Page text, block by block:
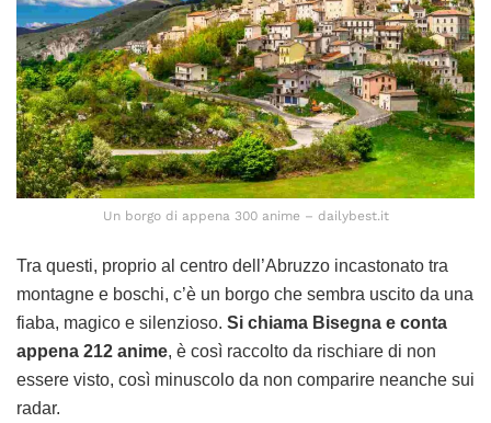
Un borgo di appena 300 anime – dailybest.it
Tra questi, proprio al centro dell’Abruzzo incastonato tra
montagne e boschi, c’è un borgo che sembra uscito da una
fiaba, magico e silenzioso. Si chiama Bisegna e conta
appena 212 anime, è così raccolto da rischiare di non
essere visto, così minuscolo da non comparire neanche sui
radar.